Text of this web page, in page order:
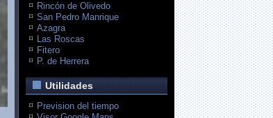
Rincón de Olivedo
San Pedro Manrique
Azagra
Las Roscas
Fitero
P. de Herrera
Utilidades
Prevision del tiempo